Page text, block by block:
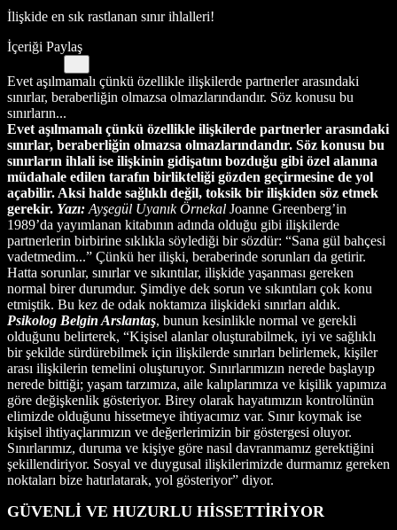
İlişkide en sık rastlanan sınır ihlalleri!
İçeriği Paylaş
Evet aşılmamalı çünkü özellikle ilişkilerde partnerler arasındaki
sınırlar, beraberliğin olmazsa olmazlarındandır. Söz konusu bu
sınırların...
Evet aşılmamalı çünkü özellikle ilişkilerde partnerler arasındaki
sınırlar, beraberliğin olmazsa olmazlarındandır. Söz konusu bu
sınırların ihlali ise ilişkinin gidişatını bozduğu gibi özel alanına
müdahale edilen tarafın birlikteliği gözden geçirmesine de yol
açabilir. Aksi halde sağlıklı değil, toksik bir ilişkiden söz etmek
gerekir. Yazı: Ayşegül Uyanık Örnekal Joanne Greenberg’in
1989’da yayımlanan kitabının adında olduğu gibi ilişkilerde
partnerlerin birbirine sıklıkla söylediği bir sözdür: “Sana gül bahçesi
vadetmedim...” Çünkü her ilişki, beraberinde sorunları da getirir.
Hatta sorunlar, sınırlar ve sıkıntılar, ilişkide yaşanması gereken
normal birer durumdur. Şimdiye dek sorun ve sıkıntıları çok konu
etmiştik. Bu kez de odak noktamıza ilişkideki sınırları aldık.
Psikolog Belgin Arslantaş, bunun kesinlikle normal ve gerekli
olduğunu belirterek, “Kişisel alanlar oluşturabilmek, iyi ve sağlıklı
bir şekilde sürdürebilmek için ilişkilerde sınırları belirlemek, kişiler
arası ilişkilerin temelini oluşturuyor. Sınırlarımızın nerede başlayıp
nerede bittiği; yaşam tarzımıza, aile kalıplarımıza ve kişilik yapımıza
göre değişkenlik gösteriyor. Birey olarak hayatımızın kontrolünün
elimizde olduğunu hissetmeye ihtiyacımız var. Sınır koymak ise
kişisel ihtiyaçlarımızın ve değerlerimizin bir göstergesi oluyor.
Sınırlarımız, duruma ve kişiye göre nasıl davranmamız gerektiğini
şekillendiriyor. Sosyal ve duygusal ilişkilerimizde durmamız gereken
noktaları bize hatırlatarak, yol gösteriyor” diyor.
GÜVENLİ VE HUZURLU HİSSETTİRİYOR